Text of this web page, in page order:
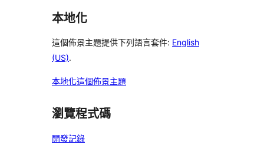
本地化
這個佈景主題提供下列語言套件: English
(US).
本地化這個佈景主題
瀏覽程式碼
開發記錄